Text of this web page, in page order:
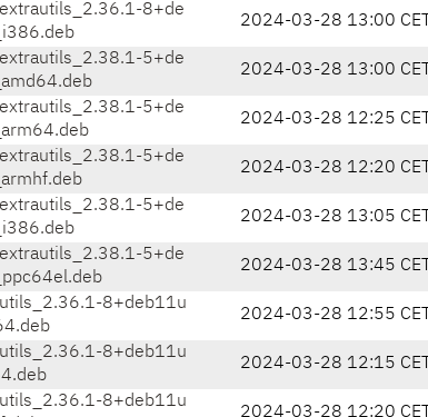
8+de
2024-03-28 13:00 CET
5+de
2024-03-28 13:00 CET
5+de
2024-03-28 12:25 CET
5+de
2024-03-28 12:20 CET
5+de
2024-03-28 13:05 CET
5+de
2024-03-28 13:45 CET
8+deb11u
2024-03-28 12:55 CET
8+deb11u
2024-03-28 12:15 CET
8+deb11u
2024-03-28 12:20 CET